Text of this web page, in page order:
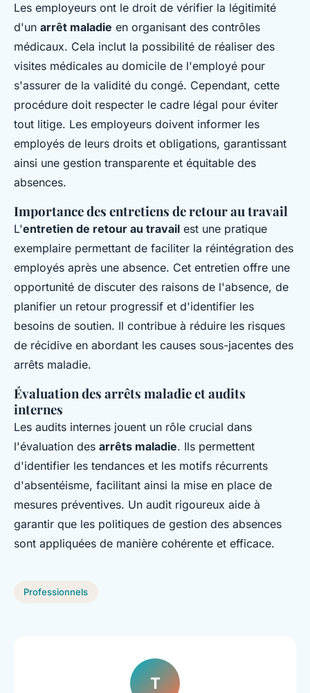
Les employeurs ont le droit de vérifier la légitimité
d'un arrêt maladie en organisant des contrôles
médicaux. Cela inclut la possibilité de réaliser des
visites médicales au domicile de l'employé pour
s'assurer de la validité du congé. Cependant, cette
procédure doit respecter le cadre légal pour éviter
tout litige. Les employeurs doivent informer les
employés de leurs droits et obligations, garantissant
ainsi une gestion transparente et équitable des
absences.
Importance des entretiens de retour au travail
L'entretien de retour au travail est une pratique
exemplaire permettant de faciliter la réintégration des
employés après une absence. Cet entretien offre une
opportunité de discuter des raisons de l'absence, de
planifier un retour progressif et d'identifier les
besoins de soutien. Il contribue à réduire les risques
de récidive en abordant les causes sous-jacentes des
arrêts maladie.
Évaluation des arrêts maladie et audits
internes
Les audits internes jouent un rôle crucial dans
l'évaluation des arrêts maladie. Ils permettent
d'identifier les tendances et les motifs récurrents
d'absentéisme, facilitant ainsi la mise en place de
mesures préventives. Un audit rigoureux aide à
garantir que les politiques de gestion des absences
sont appliquées de manière cohérente et efficace.
Professionnels
T